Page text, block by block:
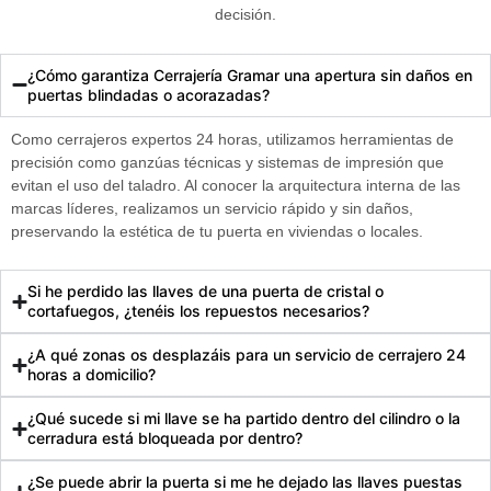
decisión.
¿Cómo garantiza Cerrajería Gramar una apertura sin daños en
puertas blindadas o acorazadas?
Como cerrajeros expertos 24 horas , utilizamos herramientas de
precisión como ganzúas técnicas y sistemas de impresión que
evitan el uso del taladro. Al conocer la arquitectura interna de las
marcas líderes, realizamos un servicio rápido y sin daños
preservando la estética de tu puerta en viviendas o locales.
Si he perdido las llaves de una puerta de cristal o
cortafuegos, ¿tenéis los repuestos necesarios?
¿A qué zonas os desplazáis para un servicio de cerrajero 24
horas a domicilio?
¿Qué sucede si mi llave se ha partido dentro del cilindro o la
cerradura está bloqueada por dentro?
¿Se puede abrir la puerta si me he dejado las llaves puestas